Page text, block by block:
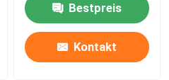
Bestpreis
Kontakt